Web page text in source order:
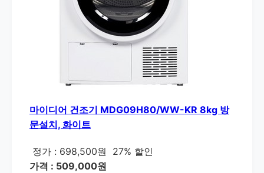
마이디어 건조기 MDG09H80/WW-KR 8kg 방
문설치, 화이트
정가 : 698,500원
27% 할인
가격 : 509,000원